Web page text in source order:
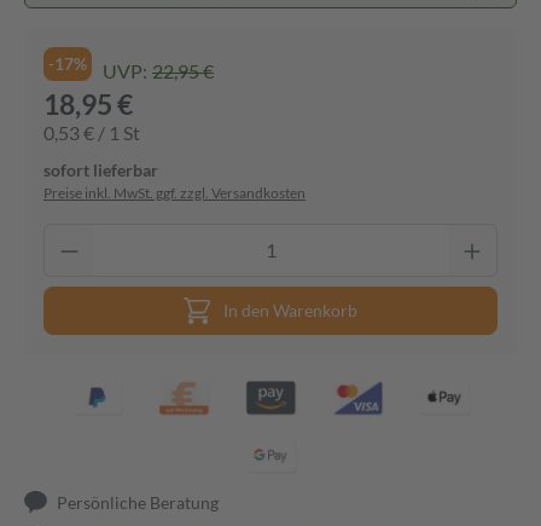
-17% UVP: 22,95 €
18,95 €
0,53 € / 1 St
sofort lieferbar
Preise inkl. MwSt. ggf. zzgl. Versandkosten
In den Warenkorb
Persönliche Beratung